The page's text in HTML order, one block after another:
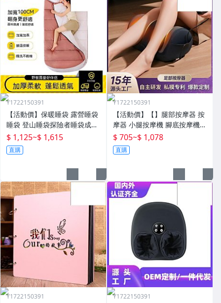
Y1722150391
【活動價】保暖睡袋 露營睡袋
睡袋 登山睡袋探險者睡袋成人
冬季加厚防寒加大戶外露營大
人抗寒四季通用款保暖
$ 1,125~$ 1,615
直購
Y1722150391
【活動價】【】腿部按摩器 按
摩器 小腿按摩機 腳底按摩機
深層按摩儀 小腿按摩儀全自動
揉捏腿部按摩器全腿底腳熱敷
腳部足底
$ 705~$ 1,078
直購
Y1722150391 Y1722150391